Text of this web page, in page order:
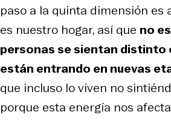
paso a la quinta dimensión es
es nuestro hogar, así que no
personas se sientan distinto
están entrando en nuevas
que incluso lo viven no
porque esta energía nos afecta